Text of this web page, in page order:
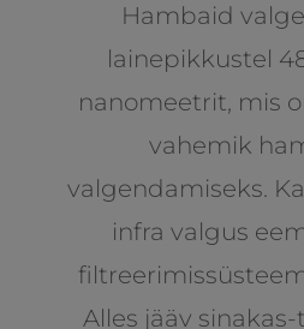
Hambaid
lainepikkustel
nanomeetrit, mis
vahemik
valgendamiseks.
infra valgus
Alles jääv